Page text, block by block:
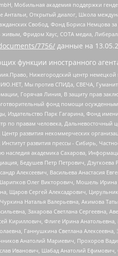
Мобильная академия поддержки
Открытый диалог, Школа
Свобод, Фонд Бориса Немцова
Фридом Хаус, СОТА медиа,
7756/ данные на
функции иностранного
Нижегородский центр
Мы против СПИДа, СВЕЧА,
Горячая Линия, В защиту прав
фонд помощи
Издательство Парк Гагарина, Фонд
по правам человека,
развития некоммерческих
развития прессы - Сибирь,
наследия академика Сахарова,
Бедушев Петр Петрович,
Алексеевич, Васильева Анастасия
Олег Викторович, Мошель
Щаров Сергей Алексадрович,
Наталья Валерьевна, Акимова
Захарова Светлана Сергеевна,
Кириллович, Флиге Ирина
Ганнушкина Светлана
Анатолий Мариевич, Прохоров
Иванович, Шабад Анатолий